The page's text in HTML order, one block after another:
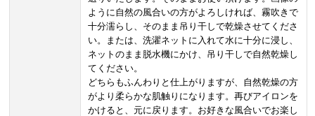
ように自然の風合いの方がよろしければ、霧吹きで
十分濡らし、そのまま吊り干しで乾燥させてくださ
い。または、洗濯ネットに入れて水に十分に浸し、
ネットのまま脱水機にかけ、吊り干しで自然乾燥し
てください。
どちらもふんわりと仕上がりますが、自然乾燥の方
がより柔らかな肌触りになります。再びアイロンを
かけると、元に戻ります。お好きな風合いでお楽し